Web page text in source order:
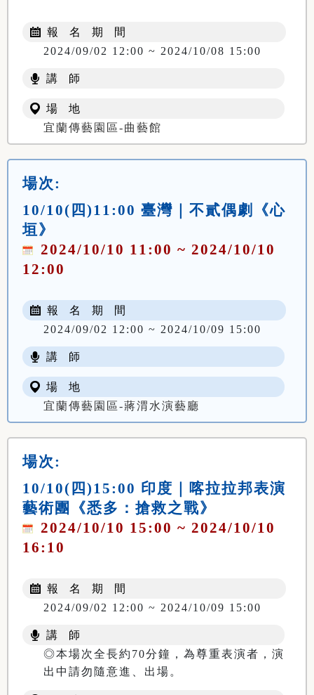
報 名 期 間
2024/09/02 12:00 ~ 2024/10/08 15:00
講 師
場 地
宜蘭傳藝園區-曲藝館
場次:
10/10(四)11:00 臺灣｜不貳偶劇《心
垣》
2024/10/10 11:00 ~ 2024/10/10
12:00
報 名 期 間
2024/09/02 12:00 ~ 2024/10/09 15:00
講 師
場 地
宜蘭傳藝園區-蔣渭水演藝廳
場次:
10/10(四)15:00 印度｜喀拉拉邦表演
藝術團《悉多：搶救之戰》
2024/10/10 15:00 ~ 2024/10/10
16:10
報 名 期 間
2024/09/02 12:00 ~ 2024/10/09 15:00
講 師
◎本場次全長約70分鐘，為尊重表演者，演
出中請勿隨意進、出場。